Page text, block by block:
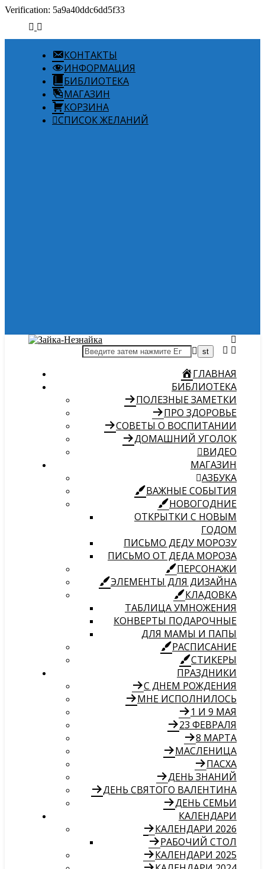
Verification: 5a9a40ddc6dd5f33
КОНТАКТЫ
ИНФОРМАЦИЯ
БИБЛИОТЕКА
МАГАЗИН
КОРЗИНА
СПИСОК ЖЕЛАНИЙ
ГЛАВНАЯ
БИБЛИОТЕКА
ПОЛЕЗНЫЕ ЗАМЕТКИ
ПРО ЗДОРОВЬЕ
СОВЕТЫ О ВОСПИТАНИИ
ДОМАШНИЙ УГОЛОК
ВИДЕО
МАГАЗИН
АЗБУКА
ВАЖНЫЕ СОБЫТИЯ
НОВОГОДНИЕ
ОТКРЫТКИ С НОВЫМ
ГОДОМ
ПИСЬМО ДЕДУ МОРОЗУ
ПИСЬМО ОТ ДЕДА МОРОЗА
ПЕРСОНАЖИ
ЭЛЕМЕНТЫ ДЛЯ ДИЗАЙНА
КЛАДОВКА
ТАБЛИЦА УМНОЖЕНИЯ
КОНВЕРТЫ ПОДАРОЧНЫЕ
ДЛЯ МАМЫ И ПАПЫ
РАСПИСАНИЕ
СТИКЕРЫ
ПРАЗДНИКИ
С ДНЕМ РОЖДЕНИЯ
МНЕ ИСПОЛНИЛОСЬ
1 И 9 МАЯ
23 ФЕВРАЛЯ
8 МАРТА
МАСЛЕНИЦА
ПАСХА
ДЕНЬ ЗНАНИЙ
ДЕНЬ СВЯТОГО ВАЛЕНТИНА
ДЕНЬ СЕМЬИ
КАЛЕНДАРИ
КАЛЕНДАРИ 2026
РАБОЧИЙ СТОЛ
КАЛЕНДАРИ 2025